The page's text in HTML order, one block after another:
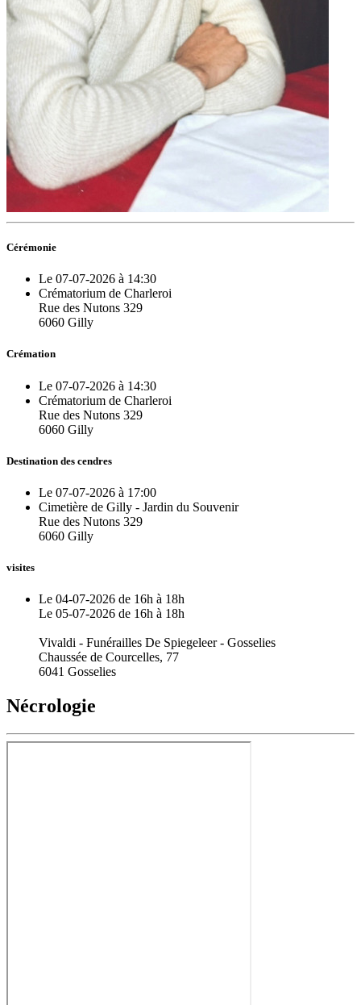
Cérémonie
Le 07-07-2026 à 14:30
Crématorium de Charleroi
Rue des Nutons 329
6060 Gilly
Crémation
Le 07-07-2026 à 14:30
Crématorium de Charleroi
Rue des Nutons 329
6060 Gilly
Destination des cendres
Le 07-07-2026 à 17:00
Cimetière de Gilly - Jardin du Souvenir
Rue des Nutons 329
6060 Gilly
visites
Le 04-07-2026 de 16h à 18h
Le 05-07-2026 de 16h à 18h
Vivaldi - Funérailles De Spiegeleer - Gosselies
Chaussée de Courcelles, 77
6041 Gosselies
Nécrologie